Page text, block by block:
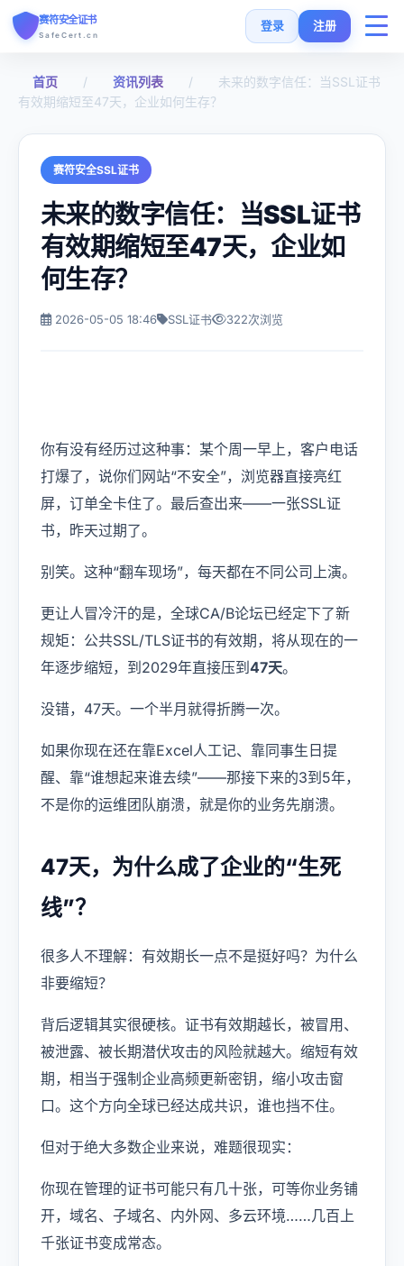
赛符安全证书
SafeCert.cn
登录 注册
首页
SSL安装指南
SSL工具
登录 注册
首页 / 资讯列表 /
未来的数字信任：当SSL证书
有效期缩短至47天，企业如何生存？
赛符安全SSL证书
未来的数字信任：当SSL证书
有效期缩短至47天，企业如
何生存？
2026-05-05 18:46 SSL证书 322次浏览
你有没有经历过这种事：某个周一早上，客户电话
打爆了，说你们网站“不安全”，浏览器直接亮红
屏，订单全卡住了。最后查出来——一张SSL证
书，昨天过期了。
别笑。这种“翻车现场”，每天都在不同公司上演。
更让人冒冷汗的是，全球CA/B论坛已经定下了新
规矩：公共SSL/TLS证书的有效期，将从现在的一
年逐步缩短，到2029年直接压到 47天。
没错，47天。一个半月就得折腾一次。
如果你现在还在靠Excel人工记、靠同事生日提
醒、靠“谁想起来谁去续”——那接下来的3到5年，
不是你的运维团队崩溃，就是你的业务先崩溃。
47天，为什么成了企业的“生死
线”？
很多人不理解：有效期长一点不是挺好吗？为什么
非要缩短？
背后逻辑其实很硬核。证书有效期越长，被冒用、
被泄露、被长期潜伏攻击的风险就越大。缩短有效
期，相当于强制企业高频更新密钥，缩小攻击窗
口。这个方向全球已经达成共识，谁也挡不住。
但对于绝大多数企业来说，难题很现实：
你现在管理的证书可能只有几十张，可等你业务铺
开，域名、子域名、内外网、多云环境……几百上
千张证书变成常态。